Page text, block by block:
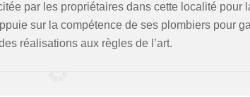
par les propriétaires dans cette localité pour
sur la compétence de ses plombiers pour
réalisations aux règles de l’art.